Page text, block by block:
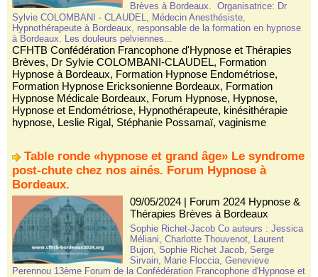
Brèves à Bordeaux. Organisatrice: Dr
Sylvie COLOMBANI - CLAUDEL, Médecin Anesthésiste,
Hypnothérapeute à Bordeaux, responsable de la formation en hypnose
à Bordeaux. Les douleurs pelviennes...
CFHTB Confédération Francophone d'Hypnose et Thérapies
Brèves, Dr Sylvie COLOMBANI-CLAUDEL, Formation
Hypnose à Bordeaux, Formation Hypnose Endométriose,
Formation Hypnose Ericksonienne Bordeaux, Formation
Hypnose Médicale Bordeaux, Forum Hypnose, Hypnose,
Hypnose et Endométriose, Hypnothérapeute, kinésithérapie
hypnose, Leslie Rigal, Stéphanie Possamaï, vaginisme
Table ronde «hypnose et grand âge» Le syndrome
post-chute chez nos ainés. Forum Hypnose à
Bordeaux.
09/05/2024| Forum 2024 Hypnose &
Thérapies Brèves à Bordeaux
Sophie Richet-Jacob Co auteurs : Jessica
Méliani, Charlotte Thouvenot, Laurent
Bujon, Sophie Richet Jacob, Serge
Sirvain, Marie Floccia, Genevieve
Perennou 13ème Forum de la Confédération Francophone d'Hypnose et